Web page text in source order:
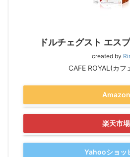
ドルチェグスト エス
created by
CAFE ROYAL(カフ
Amazon
楽天市場
Yahooショッ